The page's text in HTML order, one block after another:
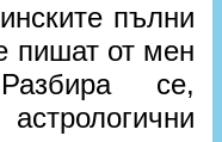
пълни
пишат от мен
се,